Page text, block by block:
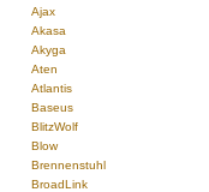
Ajax
Akasa
Akyga
Aten
Atlantis
Baseus
BlitzWolf
Blow
Brennenstuhl
BroadLink